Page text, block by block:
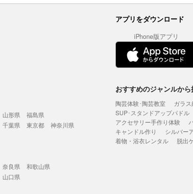
アプリをダウンロード
iPhone版アプリ
山形県
福島県
千葉県 東京都
神奈川県
奈良県
和歌山県
山口県
おすすめのジャンルから
陶芸体験･陶芸教室 ガラ
SUP･スタンドアップパドル
アクセサリー手作り体験
キャンドル作り
シルバー
着物・浴衣レンタル
脱出